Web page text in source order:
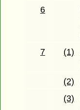
6
7
(1)
(2)
(3)